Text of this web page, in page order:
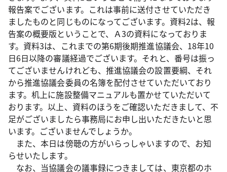
報告案でございます。これは事前に送付させていただき
ましたものと同じものになってございます。資料2は、報
告案の概要版ということで、Ａ3の資料になっておりま
す。資料3は、これまでの第6期後期推進協議会、18年10
日6日以降の審議経過でございます。それと、番号は振っ
てございませんけれども、推進協議会の設置要綱、それ
から推進協議会委員の名簿を配付させていただいており
ます。机上に施設整備マニュアルも置かせていただいて
おります。以上、資料のほうをご確認いただきまして、不
足がございましたら事務局にお申し出いただきたいと思
います。ございませんでしょうか。
また、本日は傍聴の方がいらっしゃいますので、お知
らせいたします。
なお、当協議会の議事録につきましては、東京都のホ